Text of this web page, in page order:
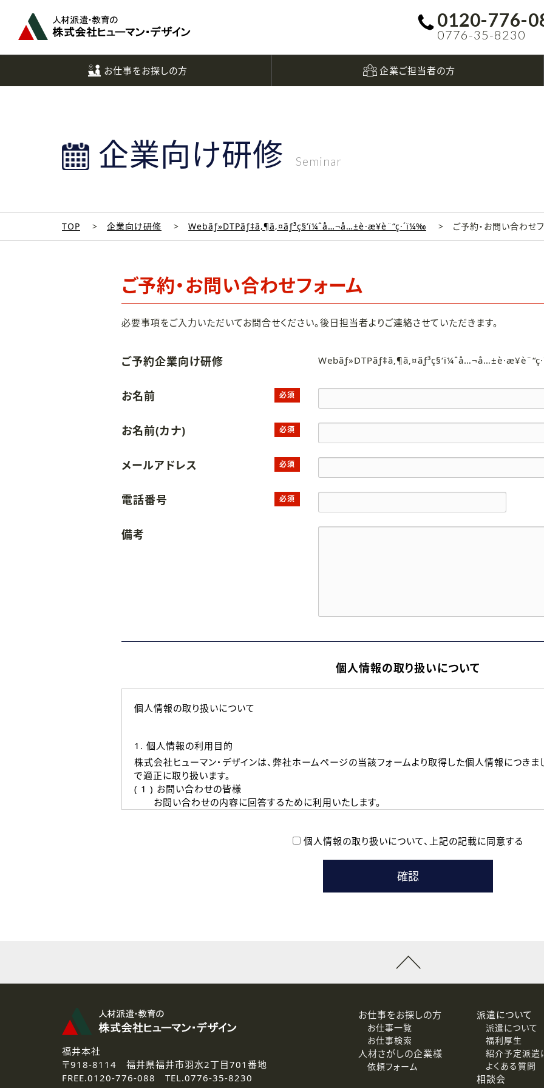
0120-776-
0776-35-8230
お仕事をお探しの方 企業ご担当者の方
企業向け研修 Seminar
TOP 企業向け研修 Webãƒ»DTPãƒ‡ã‚¶ã‚¤ãƒ³ç§‘ï¼ˆå…¬å…±è·æ¥­è¨“ç·´ï¼‰ ご予約・お問い合わせ
ご予約・お問い合わせフォーム
必要事項をご入力いただいてお問合せください。後日担当者よりご連絡させていただきます。
ご予約企業向け研修
お名前 必須
お名前(カナ) 必須
メールアドレス 必須
電話番号 必須
備考
個人情報の取り扱いについて
個人情報の取り扱いについて
1. 個人情報の利用目的
株式会社ヒューマン・デザインは、弊社ホームページの当該フォームより取得した個人情報につき
で適正に取り扱います。
( 1 ) お問い合わせの皆様
お問い合わせの内容に回答するために利用いたします。
本登録に関するご連絡および本登録時の参考情報として利用いたします。
なお、ご連絡手段は、電話・Ｅメールのいずれかの方法といたします。
3.個人情報の取り扱いの委託
弊社の定める個人情報保護の評価基準を満たした委託先に、個人情報を委託する場合があります。
4.個人情報の開示等について
ご提供いただいた個人情報の開示等（利用目的の通知、開示、訂正、追加または削除、利用の停止、
個人情報の取り扱いについて、 上記の記載に同意する
へ
福井本社
〒918-8114 福井県福井市羽水2丁目701番地
FREE.0120-776-088 TEL.0776-35-8230
お仕事をお探しの方
お仕事一覧
お仕事検索
人材さがしの企業様
依頼フォーム
派遣について
派遣について
福利厚生
紹介予定派遣
よくある質問
相談会